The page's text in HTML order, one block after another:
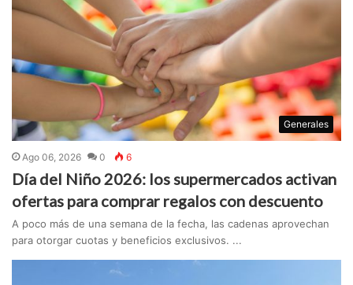
Generales
Ago 06, 2026 0 6
Día del Niño 2026: los supermercados activan
ofertas para comprar regalos con descuento
A poco más de una semana de la fecha, las cadenas aprovechan
para otorgar cuotas y beneficios exclusivos. ...